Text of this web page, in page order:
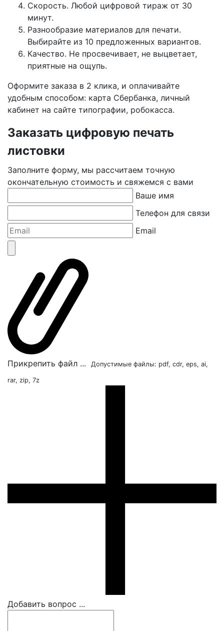
Скорость. Любой цифровой тираж от 30
минут.
Разнообразие материалов для печати.
Выбирайте из 10 предложенных вариантов.
Качество. Не просвечивает, не выцветает,
приятные на ощупь.
Оформите заказа в 2 клика, и оплачивайте
удобным способом: карта Сбербанка, личный
кабинет на сайте типографии, робокасса.
Заказать цифровую печать
листовки
Заполните форму, мы рассчитаем точную
окончательную стоимость и свяжемся с вами
Ваше имя
Телефон для связи
Email
Прикрепить файл ... Допустимые файлы: pdf, cdr, eps, ai,
rar, zip, 7z
Добавить вопрос ...